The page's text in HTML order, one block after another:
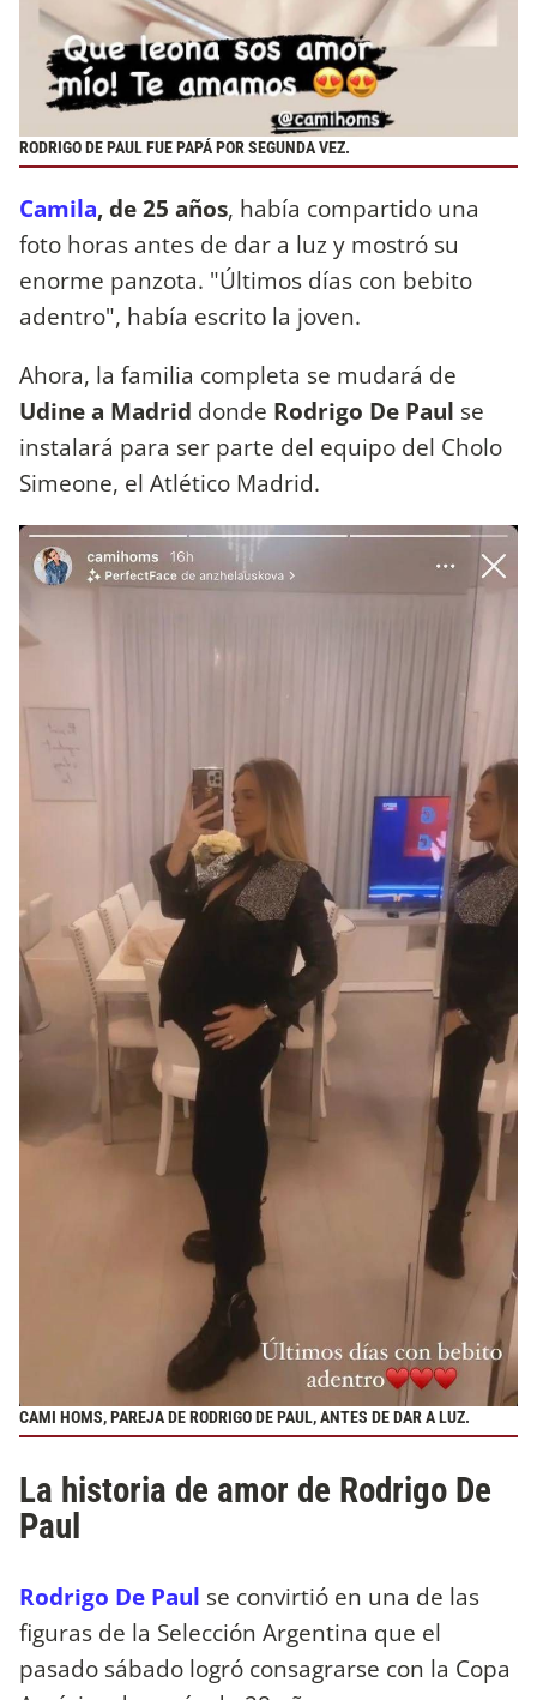
RODRIGO DE PAUL FUE PAPÁ POR SEGUNDA VEZ.
Camila, de 25 años, había compartido una
foto horas antes de dar a luz y mostró su
enorme panzota. "Últimos días con bebito
adentro", había escrito la joven.
Ahora, la familia completa se mudará de
Udine a Madrid donde Rodrigo De Paul se
instalará para ser parte del equipo del Cholo
Simeone, el Atlético Madrid.
CAMI HOMS, PAREJA DE RODRIGO DE PAUL, ANTES DE DAR A LUZ.
La historia de amor de Rodrigo De
Paul
Rodrigo De Paul se convirtió en una de las
figuras de la Selección Argentina que el
pasado sábado logró consagrarse con la Copa